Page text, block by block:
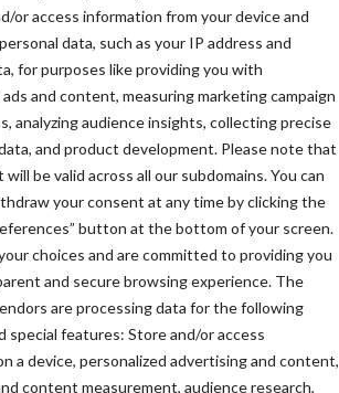
or access information from your device and
data, such as your IP address and
for purposes like providing you with
and content, measuring marketing campaign
analyzing audience insights, collecting precise
and product development. Please note that
be valid across all our subdomains. You can
your consent at any time by clicking the
button at the bottom of your screen.
choices and are committed to providing you
and secure browsing experience. The
are processing data for the following
special features: Store and/or access
a device, personalized advertising and content,
content measurement, audience research,
in de zaal. Zorg voor een heldere
in. Ga op zoek naar de juiste
heb oog voor de samenleving,
districtsraad Royal Friesland
nieuw is: in 1983 toen het
wat voor koers hij als ondernemer
voor de maatschappij.